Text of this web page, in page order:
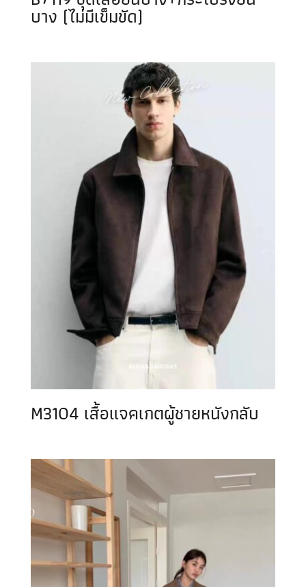
บาง (ไม่มีเข็มขัด)
M3104 เสื้อแจคเกตผู้ชายหนังกลับ